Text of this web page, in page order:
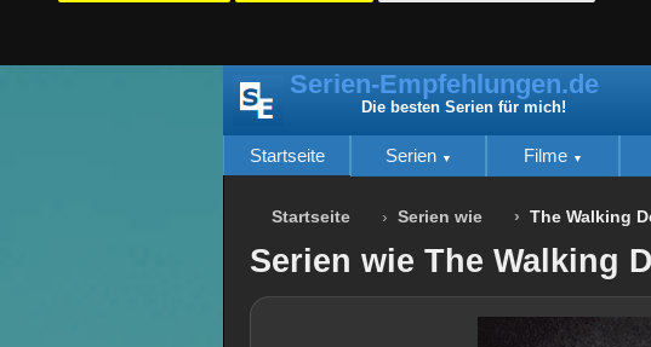
Serien-Empfehlungen.de
Die besten Serien für mich!
Startseite Serien Filme
Startseite Serien wie The Walking
Serien wie The Walking